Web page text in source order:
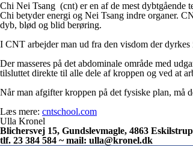
Chi Nei Tsang (cnt) er en af de mest dybtgående
Chi betyder energi og Nei Tsang indre organer.
dyb, blød og blid berøring.
I CNT arbejder man ud fra den visdom der
Der masseres på det abdominale område med
tilsluttet direkte til alle dele af kroppen og ved at
Når man afgifter kroppen på det fysiske plan, må
Læs mere: cntschool.com
Ulla Kronel
Blichersvej 15, Gundslevmagle, 4863 Eskilstrup
tlf. 23 384 584 ~ mail: ulla@kronel.dk